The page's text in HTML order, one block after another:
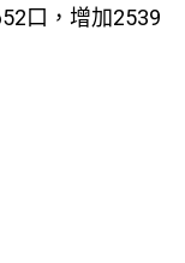
口，增加2539